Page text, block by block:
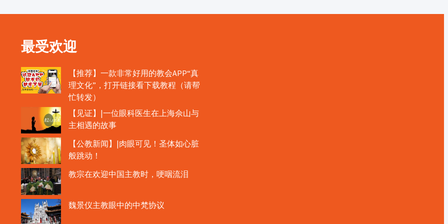
最受欢迎
【推荐】一款非常好用的教会APP“真
理文化”，打开链接看下载教程（请帮
忙转发）
【见证】|一位眼科医生在上海佘山与
主相遇的故事
【公教新闻】|肉眼可见！圣体如心脏
般跳动！
教宗在欢迎中国主教时，哽咽流泪
魏景仪主教眼中的中梵协议